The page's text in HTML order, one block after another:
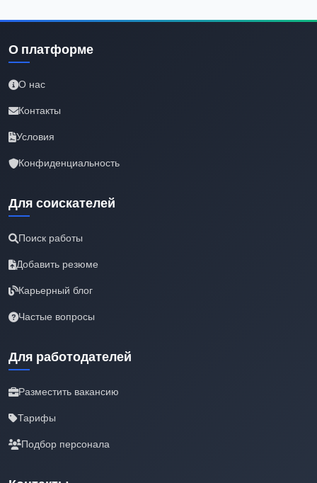
О платформе
О нас
Контакты
Условия
Конфиденциальность
Для соискателей
Поиск работы
Добавить резюме
Карьерный блог
Частые вопросы
Для работодателей
Разместить вакансию
Тарифы
Подбор персонала